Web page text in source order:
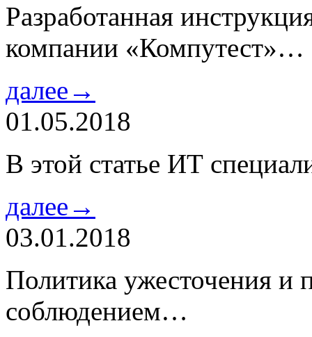
Разработанная
компании «Компутест»…
далее→
01.05.2018
В этой статье ИТ
далее→
03.01.2018
Политика ужесточения и
соблюдением…